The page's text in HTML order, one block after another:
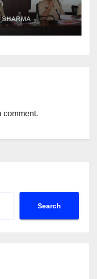
comment.
Search